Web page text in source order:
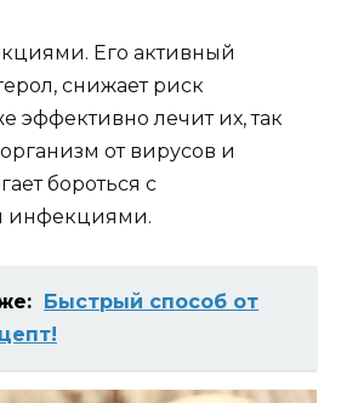
Его активный
снижает риск
эффективно лечит их, так
от вирусов и
бороться с
инфекциями.
Быстрый способ от